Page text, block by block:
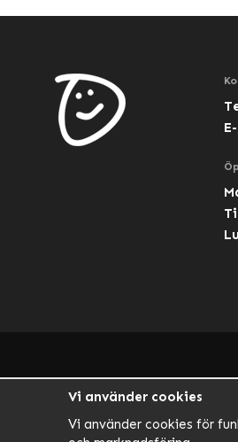
Vi använder cookies
Vi använder cookies för